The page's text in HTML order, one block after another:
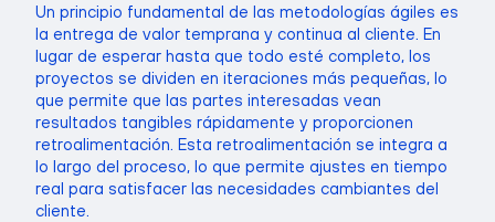
Un principio fundamental de las metodologías ágiles es
la entrega de valor temprana y continua al cliente. En
lugar de esperar hasta que todo esté completo, los
proyectos se dividen en iteraciones más pequeñas, lo
que permite que las partes interesadas vean
resultados tangibles rápidamente y proporcionen
retroalimentación. Esta retroalimentación se integra a
lo largo del proceso, lo que permite ajustes en tiempo
real para satisfacer las necesidades cambiantes del
cliente.